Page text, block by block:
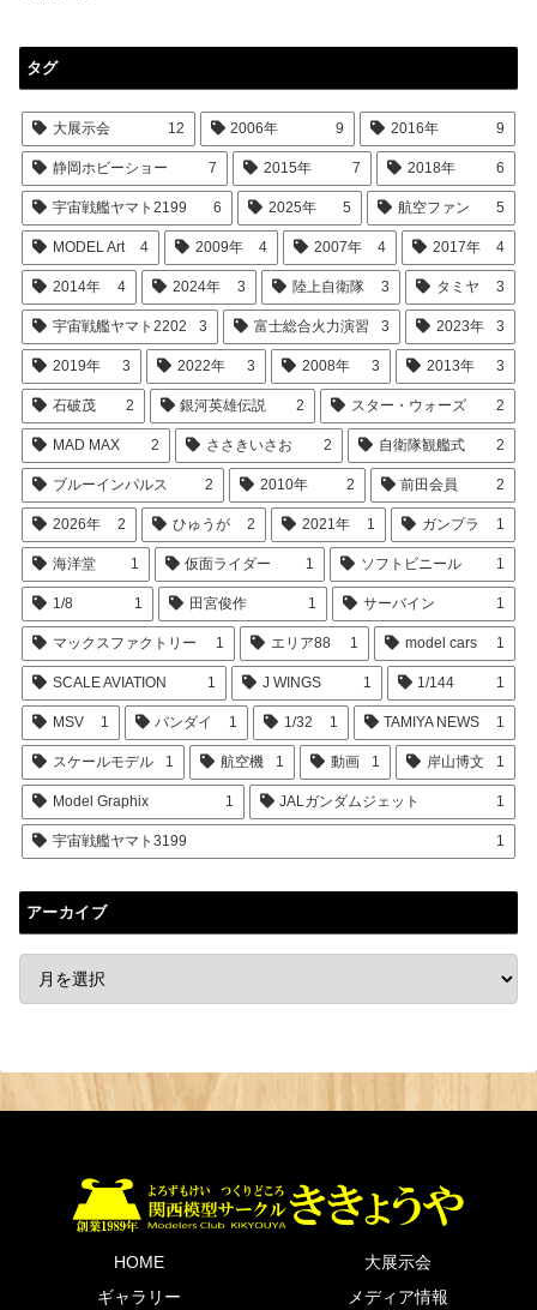
タグ
大展示会 12 2006年 9 2016年 9
静岡ホビーショー 7 2015年 7 2018年 6
宇宙戦艦ヤマト2199 6 2025年 5 航空ファン 5
MODEL Art 4 2009年 4 2007年 4 2017年 4
2014年 4 2024年 3 陸上自衛隊 3 タミヤ 3
宇宙戦艦ヤマト2202 3 富士総合火力演習 3 2023年 3
2019年 3 2022年 3 2008年 3 2013年 3
石破茂 2 銀河英雄伝説 2 スター・ウォーズ 2
MAD MAX 2 ささきいさお 2 自衛隊観艦式 2
ブルーインパルス 2 2010年 2 前田会員 2
2026年 2 ひゅうが 2 2021年 1 ガンプラ 1
海洋堂 1 仮面ライダー 1 ソフトビニール 1
1/8 1 田宮俊作 1 サーバイン 1
マックスファクトリー 1 エリア88 1 model cars 1
SCALE AVIATION 1 J WINGS 1 1/144 1
MSV 1 バンダイ 1 1/32 1 TAMIYA NEWS 1
スケールモデル 1 航空機 1 動画 1 岸山博文 1
Model Graphix 1 JALガンダムジェット 1
宇宙戦艦ヤマト3199 1
アーカイブ
HOME
大展示会
ギャラリー
メディア情報